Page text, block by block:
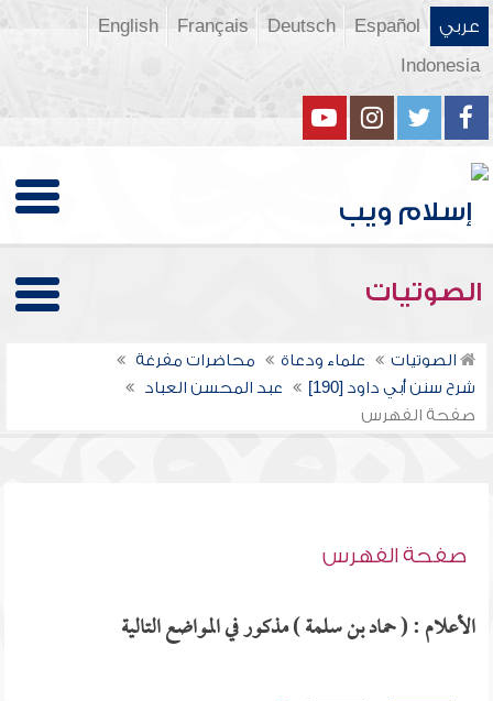
عربي Español
Deutsch
Français
English
Indonesia
الصوتيات
الصوتيات علماء ودعاة
محاضرات مفرغة
شرح سنن أبي داود [190]
عبد المحسن العباد
صفحة الفهرس
صفحة الفهرس
الأعلام : ( حماد بن سلمة ) مذكور في المواضع التالية